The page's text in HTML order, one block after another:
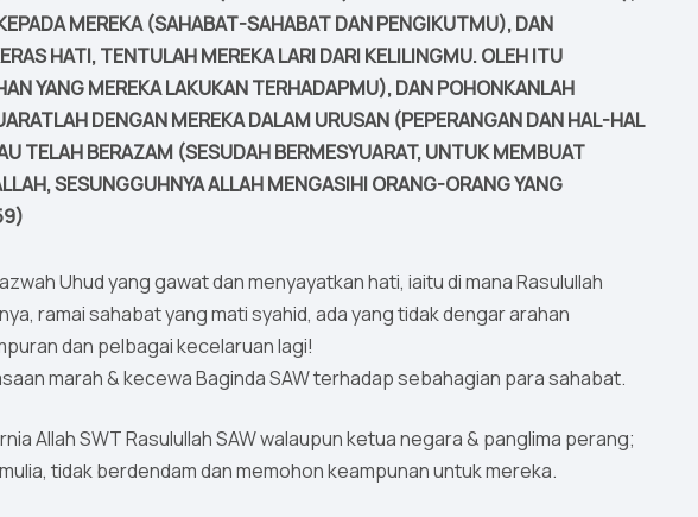
MEREKA (SAHABAT-SAHABAT DAN PENGIKUTMU), DAN
HATI, TENTULAH MEREKA LARI DARI KELILINGMU. OLEH ITU
YANG MEREKA LAKUKAN TERHADAPMU), DAN POHONKANLAH
DENGAN MEREKA DALAM URUSAN (PEPERANGAN DAN HAL-HAL
TELAH BERAZAM (SESUDAH BERMESYUARAT, UNTUK MEMBUAT
SESUNGGUHNYA ALLAH MENGASIHI ORANG-ORANG YANG
Uhud yang gawat dan menyayatkan hati, iaitu di mana Rasulullah
ramai sahabat yang mati syahid, ada yang tidak dengar arahan
dan pelbagai kecelaruan lagi!
marah & kecewa Baginda SAW terhadap sebahagian para sahabat.
Allah SWT Rasulullah SAW walaupun ketua negara & panglima perang;
tidak berdendam dan memohon keampunan untuk mereka.